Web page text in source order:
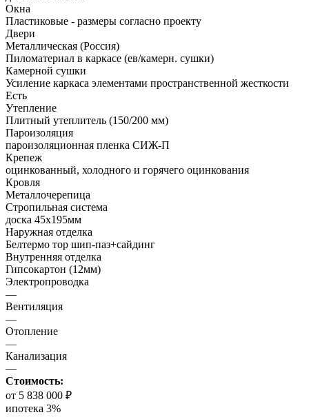
Окна
Пластиковые - размеры согласно проекту
Двери
Металлическая (Россия)
Пиломатериал в каркасе (ев/камерн. сушки)
Камерной сушки
Усиление каркаса элементами пространственной жесткости
Есть
Утепление
Плитный утеплитель (150/200 мм)
Пароизоляция
пароизоляционная пленка СИЖ-П
Крепеж
оцинкованный, холодного и горячего оцинкования
Кровля
Металлочерепица
Стропильная система
доска 45х195мм
Наружная отделка
Белтермо тор шип-паз+сайдинг
Внутренняя отделка
Гипсокартон (12мм)
Электропроводка
—
Вентиляция
—
Отопление
—
Канализация
—
Стоимость:
от 5 838 000 ₽
ипотека 3%